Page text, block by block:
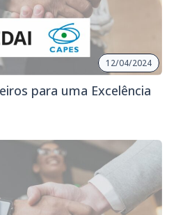
12/04/2024
para uma Excelência